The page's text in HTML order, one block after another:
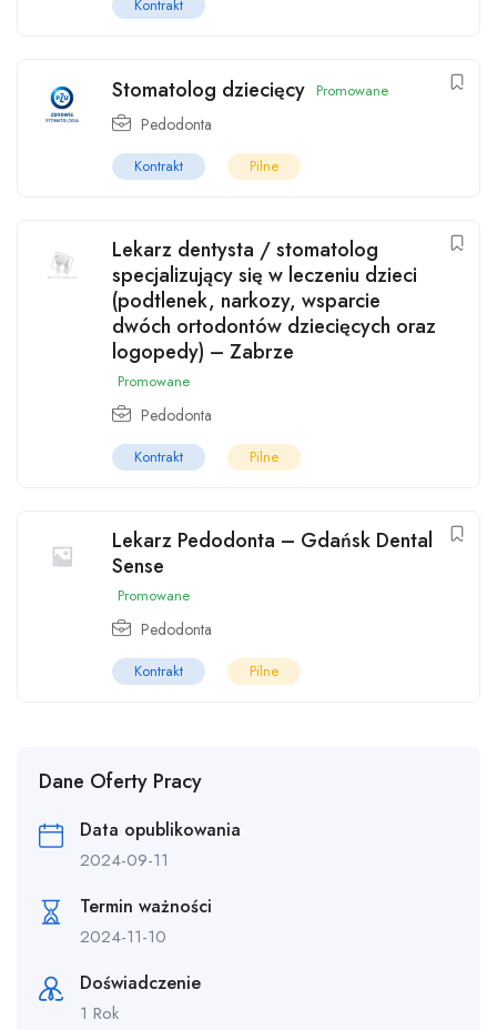
Kontrakt
Stomatolog dziecięcy Promowane
Pedodonta
Kontrakt Pilne
Lekarz dentysta / stomatolog
specjalizujący się w leczeniu dzieci
(podtlenek, narkozy, wsparcie
dwóch ortodontów dziecięcych oraz
logopedy) – Zabrze
Promowane
Pedodonta
Kontrakt Pilne
Lekarz Pedodonta – Gdańsk Dental
Sense
Promowane
Pedodonta
Kontrakt Pilne
Dane Oferty Pracy
Data opublikowania
2024-09-11
Termin ważności
2024-11-10
Doświadczenie
1 Rok